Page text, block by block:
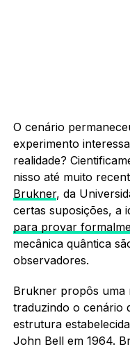
O cenário
experimento
realidade?
nisso até muito
Brukner, da
certas suposições, a
para provar
mecânica quântica
observadores.
Brukner propôs uma
traduzindo o cenário
estrutura
John Bell em 1964.